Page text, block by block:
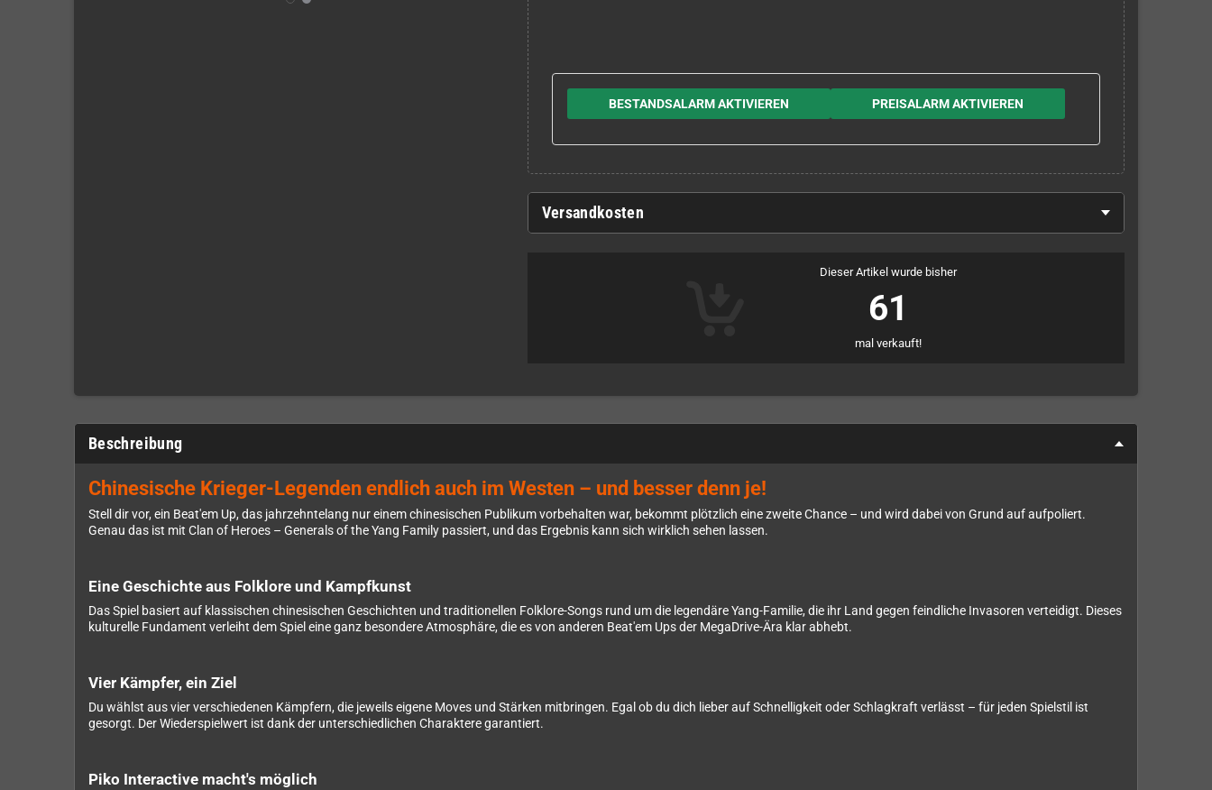
BESTANDSALARM AKTIVIEREN PREISALARM AKTIVIEREN
Versandkosten
Dieser Artikel wurde bisher
61
mal verkauft!
Beschreibung
Chinesische Krieger-Legenden endlich auch im Westen – und besser denn je!
Stell dir vor, ein Beat'em Up, das jahrzehntelang nur einem chinesischen Publikum vorbehalten war, bekommt plötzlich eine zweite Chance – und wird dabei von Grund auf aufpoliert.
Genau das ist mit Clan of Heroes – Generals of the Yang Family passiert, und das Ergebnis kann sich wirklich sehen lassen.
Eine Geschichte aus Folklore und Kampfkunst
Das Spiel basiert auf klassischen chinesischen Geschichten und traditionellen Folklore-Songs rund um die legendäre Yang-Familie, die ihr Land gegen feindliche Invasoren verteidigt. Dieses
kulturelle Fundament verleiht dem Spiel eine ganz besondere Atmosphäre, die es von anderen Beat'em Ups der MegaDrive-Ära klar abhebt.
Vier Kämpfer, ein Ziel
Du wählst aus vier verschiedenen Kämpfern, die jeweils eigene Moves und Stärken mitbringen. Egal ob du dich lieber auf Schnelligkeit oder Schlagkraft verlässt – für jeden Spielstil ist
gesorgt. Der Wiederspielwert ist dank der unterschiedlichen Charaktere garantiert.
Piko Interactive macht's möglich